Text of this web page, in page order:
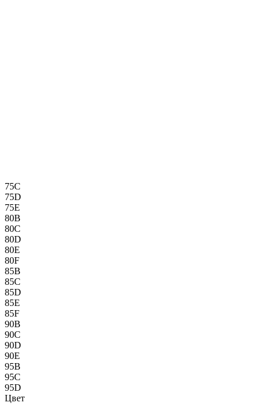
75C
75D
75E
80B
80C
80D
80E
80F
85B
85C
85D
85E
85F
90B
90C
90D
90E
95B
95C
95D
Цвет